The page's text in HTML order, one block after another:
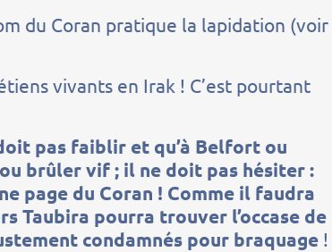
du Coran pratique la lapidation (voir
vivants en Irak ! C’est pourtant
pas faiblir et qu’à Belfort ou
brûler vif ; il ne doit pas hésiter :
page du Coran ! Comme il faudra
Taubira pourra trouver l’occase de
condamnés pour braquage !